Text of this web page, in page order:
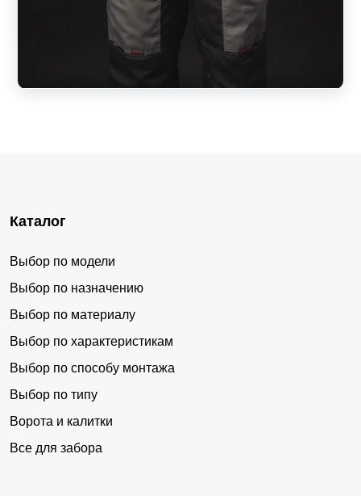
Каталог
Выбор по модели
Выбор по назначению
Выбор по материалу
Выбор по характеристикам
Выбор по способу монтажа
Выбор по типу
Ворота и калитки
Все для забора